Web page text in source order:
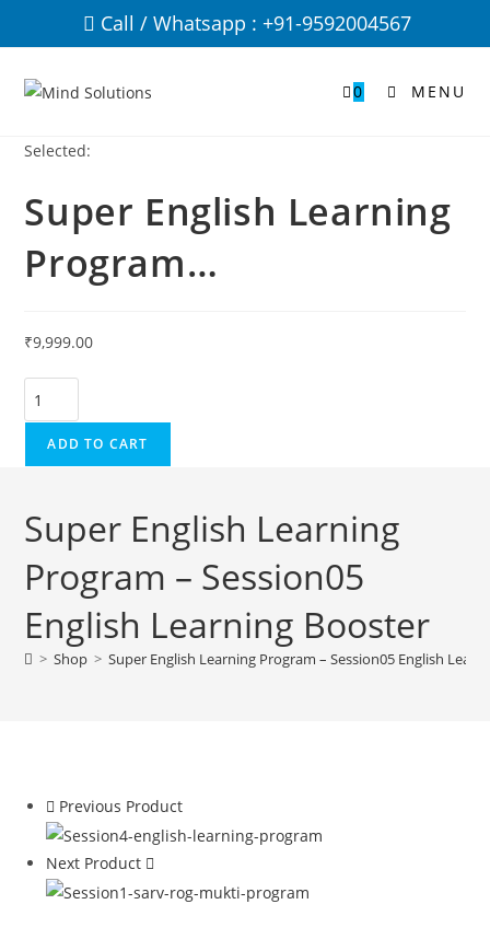
Call / Whatsapp : +91-9592004567
0 MENU
Selected:
Super English Learning
Program…
₹9,999.00
ADD TO CART
Super English Learning
Program – Session05
English Learning Booster
> Shop > Super English Learning Program – Session05 English
Previous Product
Next Product